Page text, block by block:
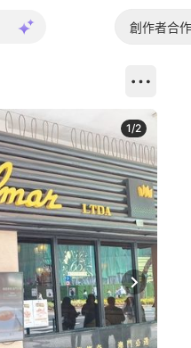
創作者合
Next slide
1/2